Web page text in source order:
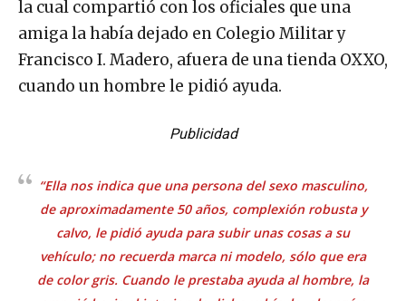
la cual compartió con los oficiales que una
amiga la había dejado en Colegio Militar y
Francisco I. Madero, afuera de una tienda OXXO,
cuando un hombre le pidió ayuda.
Publicidad
“Ella nos indica que una persona del sexo masculino,
de aproximadamente 50 años, complexión robusta y
calvo, le pidió ayuda para subir unas cosas a su
vehículo; no recuerda marca ni modelo, sólo que era
de color gris. Cuando le prestaba ayuda al hombre, la